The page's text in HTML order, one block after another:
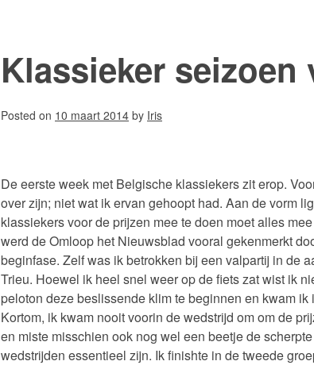
Klassieker seizoen
Posted on 10 maart 2014 by Iris
De eerste week met Belgische klassiekers zit erop.
over zijn; niet wat ik ervan gehoopt had. Aan de vorm
klassiekers voor de prijzen mee te doen moet alles
werd de Omloop het Nieuwsblad vooral gekenmerkt
beginfase. Zelf was ik betrokken bij een valpartij in de
Trieu. Hoewel ik heel snel weer op de fiets zat wist ik
peloton deze beslissende klim te beginnen en kwam ik
Kortom, ik kwam nooit voorin de wedstrijd om om de
en miste misschien ook nog wel een beetje de
wedstrijden essentieel zijn. Ik finishte in de tweede